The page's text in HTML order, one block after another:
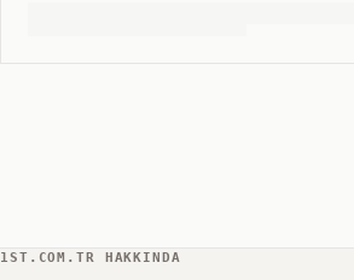
1ST.COM.TR HAKKINDA